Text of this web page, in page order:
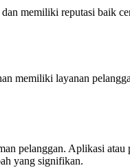
memiliki reputasi baik
memiliki layanan
pelanggan. Aplikasi
yang signifikan.